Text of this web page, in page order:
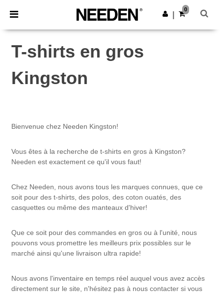
× Appli Needen
Meilleurs prix sur l’app !
Obtenir l'appli
0
T-shirts en gros
Kingston
Bienvenue chez Needen Kingston!
Vous êtes à la recherche de t-shirts en gros à Kingston?
Needen est exactement ce qu'il vous faut!
Chez Needen, nous avons tous les marques connues, que ce
soit pour des t-shirts, des polos, des coton ouatés, des
casquettes ou même des manteaux d'hiver!
Que ce soit pour des commandes en gros ou à l'unité, nous
pouvons vous promettre les meilleurs prix possibles sur le
marché ainsi qu'une livraison ultra rapide!
Nous avons l'inventaire en temps réel auquel vous avez accès
directement sur le site, n'hésitez pas à nous contacter si vous